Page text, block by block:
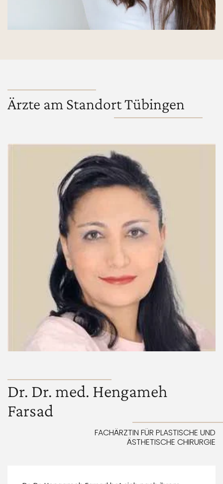
Ärzte am Standort Tübingen
Dr. Dr. med. Hengameh
Farsad
FACHÄRZTIN FÜR PLASTISCHE UND
ÄSTHETISCHE CHIRURGIE